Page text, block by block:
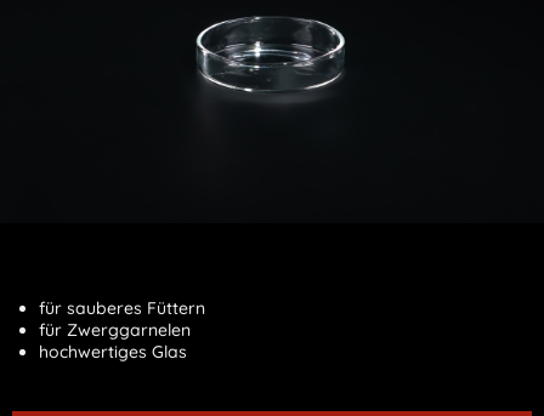
für sauberes Füttern
für Zwerggarnelen
hochwertiges Glas